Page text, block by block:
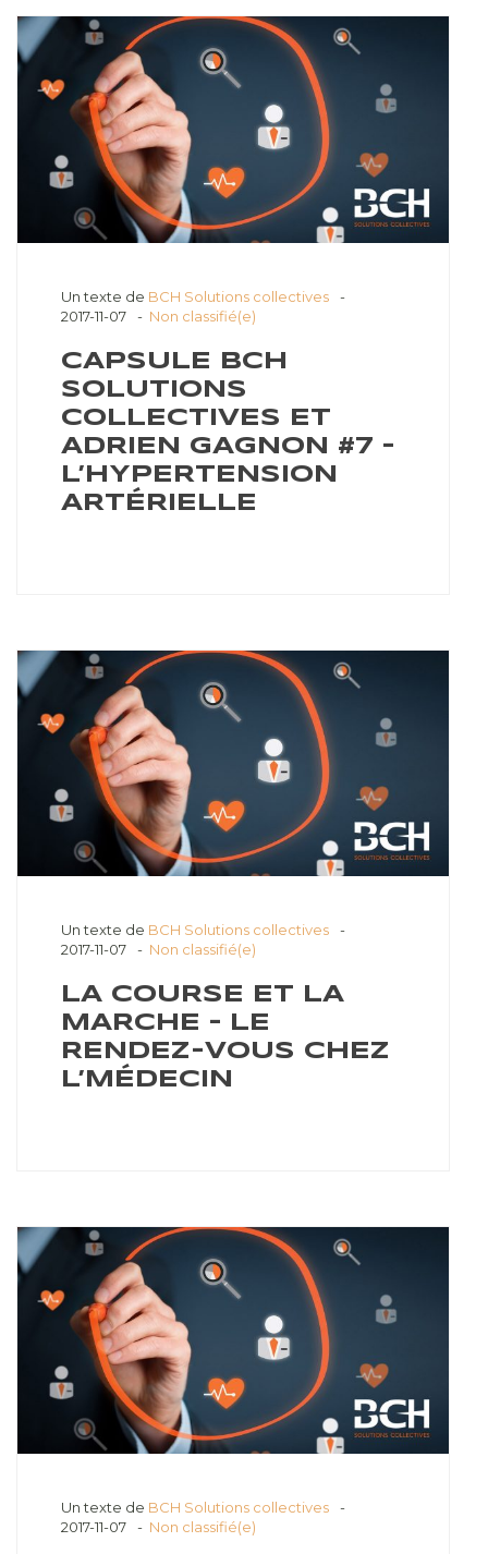
Un texte de BCH Solutions collectives
2017-11-07
Non classifié(e)
CAPSULE BCH
SOLUTIONS
COLLECTIVES ET
ADRIEN GAGNON #7 –
L’HYPERTENSION
ARTÉRIELLE
Un texte de BCH Solutions collectives
2017-11-07
Non classifié(e)
LA COURSE ET LA
MARCHE – LE
RENDEZ-VOUS CHEZ
L’MÉDECIN
Un texte de BCH Solutions collectives
2017-11-07
Non classifié(e)